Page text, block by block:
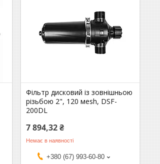
Фільтр дисковий із зовнішньою
різьбою 2", 120 мesh, DSF-
200DL
7 894,32 ₴
Немає в наявності
+380 (67) 993-60-80